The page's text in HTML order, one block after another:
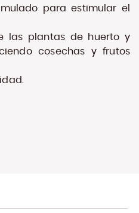
para estimular el
las plantas de huerto y
cosechas y frutos